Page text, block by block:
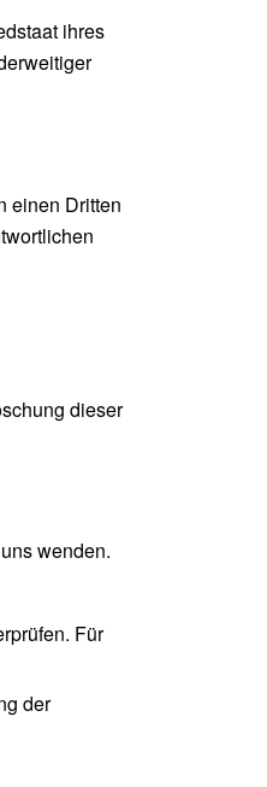
ihres
einen Dritten
dieser
wenden.
Für
der